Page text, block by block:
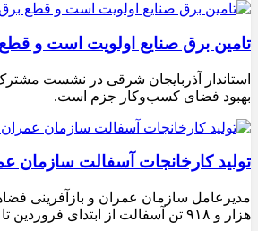
تامین برق صنایع اولویت است و
استاندار آذربایجان شرقی در نشست
بهبود فضای کسب‌وکار جزم است.
تولید کارخانجات آسفالت سازمان عمران
هزار و ۹۱۸ تن آسفالت از ابتدای فروردین تا پایان تیرماه، بستر لازم برای تداوم اجرای پروژه‌های عمرانی، بهسازی معابر و توسعه زیرساخت‌های شهری در سطح تبریز فراهم شده است.